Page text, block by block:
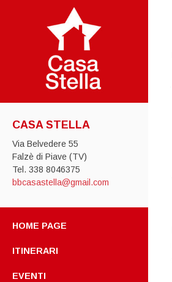
CASA STELLA
Via Belvedere 55
Falzè di Piave (TV)
Tel. 338 8046375
bbcasastella@gmail.com
HOME PAGE
ITINERARI
EVENTI